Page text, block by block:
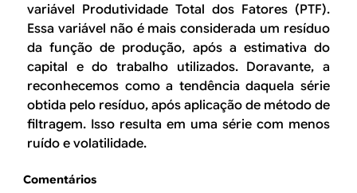
variável Produtividade Total dos Fatores (PTF).
Essa variável não é mais considerada um resíduo
da função de produção, após a estimativa do
capital e do trabalho utilizados. Doravante, a
reconhecemos como a tendência daquela série
obtida pelo resíduo, após aplicação de método de
filtragem. Isso resulta em uma série com menos
ruído e volatilidade.
Comentários